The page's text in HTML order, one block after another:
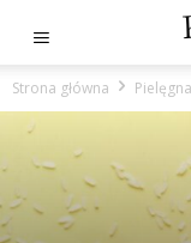
Strona główna